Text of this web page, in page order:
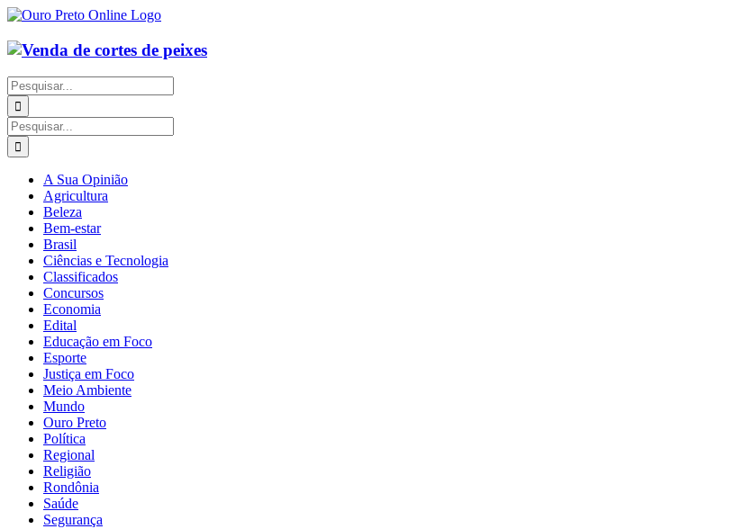
Ir
o
conteúdo
Buscar
resultados
para:
Buscar
resultados
para:
A Sua Opinião
Agricultura
Beleza
Bem-estar
Brasil
Ciências e Tecnologia
Classificados
Concursos
Economia
Edital
Educação em Foco
Esporte
Justiça em Foco
Meio Ambiente
Mundo
Ouro Preto
Política
Regional
Religião
Rondônia
Saúde
Segurança